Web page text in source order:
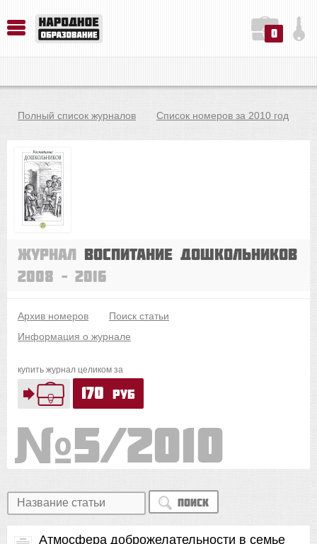
0
Полный список журналов Список номеров за 2010 год
Журнал Воспитание дошкольников
2008 – 2016
Архив номеров
Поиск статьи
Информация о журнале
купить журнал целиком за
170 руб
5/2010
Поиск
Атмосфера доброжелательности в семье